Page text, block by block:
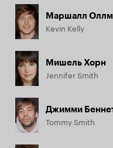
Маршалл
Kevin Kelly
Мишель Хорн
Jennifer Smith
Джимми
Tommy Smith